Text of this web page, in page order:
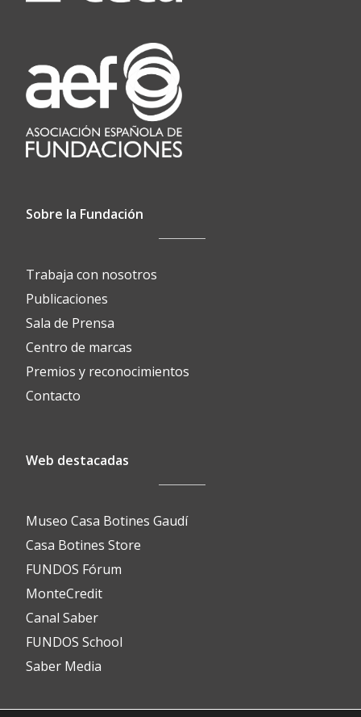
Sobre la Fundación
Trabaja con nosotros
Publicaciones
Sala de Prensa
Centro de marcas
Premios y reconocimientos
Contacto
Web destacadas
Museo Casa Botines Gaudí
Casa Botines Store
FUNDOS Fórum
MonteCredit
Canal Saber
FUNDOS School
Saber Media